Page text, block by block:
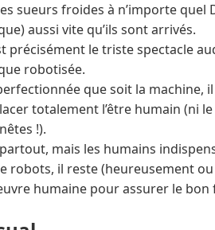
sueurs froides à n’importe quel
aussi vite qu’ils sont arrivés.
précisément le triste spectacle
robotisée.
que soit la machine,
totalement l’être humain (ni
!).
mais les humains
robots, il reste (heureusement
humaine pour assurer le